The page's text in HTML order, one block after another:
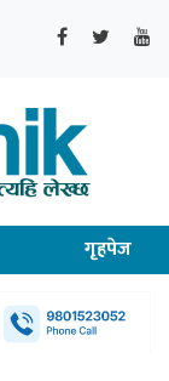
गृहपेज